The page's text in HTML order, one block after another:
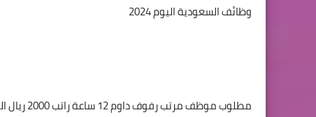
وظائف السعودية اليوم 2024
مطلوب